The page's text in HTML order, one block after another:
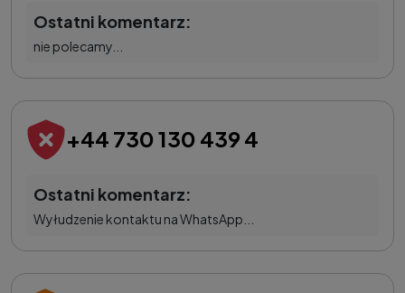
Ostatni komentarz:
nie polecamy...
+44 730 130 439 4
Ostatni komentarz:
Wyłudzenie kontaktu na WhatsApp...